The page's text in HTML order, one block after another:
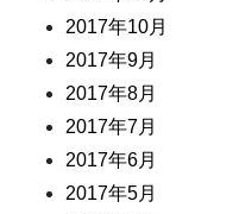
2017年10月
2017年9月
2017年8月
2017年7月
2017年6月
2017年5月